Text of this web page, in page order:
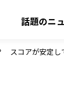
話題のニ
スコアが安定し